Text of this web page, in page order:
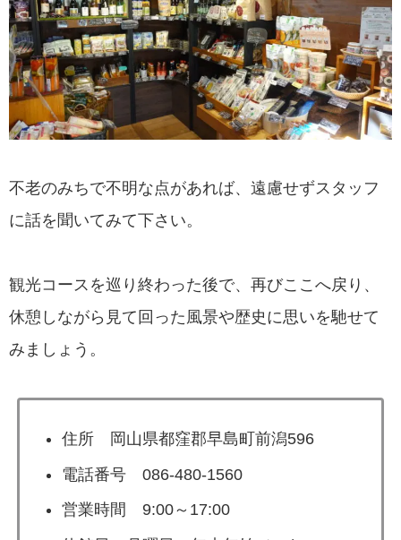
不老のみちで不明な点があれば、遠慮せずスタッフ
に話を聞いてみて下さい。
観光コースを巡り終わった後で、再びここへ戻り、
休憩しながら見て回った風景や歴史に思いを馳せて
みましょう。
住所 岡山県都窪郡早島町前潟596
電話番号 086-480-1560
営業時間 9:00～17:00